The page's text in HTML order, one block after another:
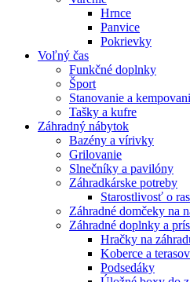
Hrnce
Panvice
Pokrievky
Voľný čas
Funkčné doplnky
Šport
Stanovanie a
Tašky a kufre
Záhradný nábytok
Bazény a vírivky
Grilovanie
Slnečníky a pavilóny
Záhradkárske potreby
Starostlivosť o
Záhradné domčeky na
Záhradné doplnky a
Hračky na
Koberce a
Podsedáky